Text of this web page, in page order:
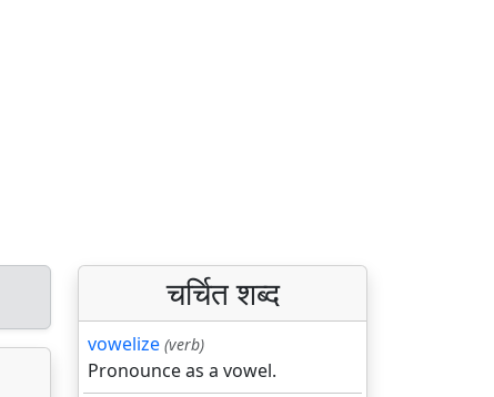
चर्चित शब्द
vowelize (verb)
Pronounce as a vowel.